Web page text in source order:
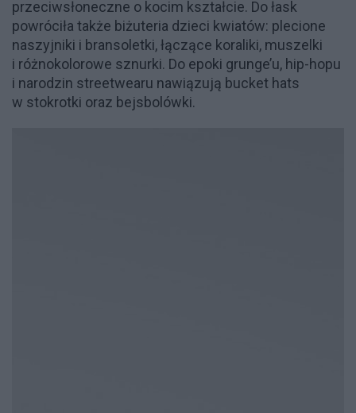
przeciwsłoneczne o kocim kształcie. Do łask
powróciła także biżuteria dzieci kwiatów: plecione
naszyjniki i bransoletki, łączące koraliki, muszelki
i różnokolorowe sznurki. Do epoki grunge’u, hip-hopu
i narodzin streetwearu nawiązują bucket hats
w stokrotki oraz bejsbolówki.